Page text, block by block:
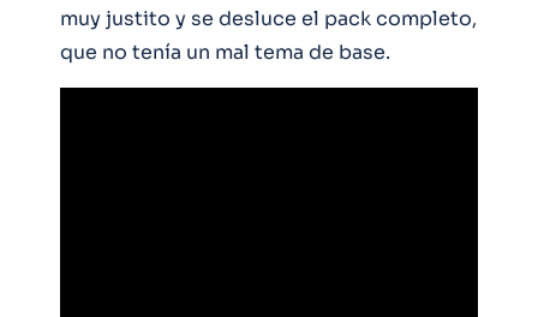
muy justito y se desluce el pack completo,
que no tenía un mal tema de base.